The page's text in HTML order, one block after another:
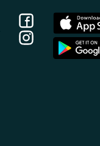
Facebook
Instagram
App
Store
App
Store